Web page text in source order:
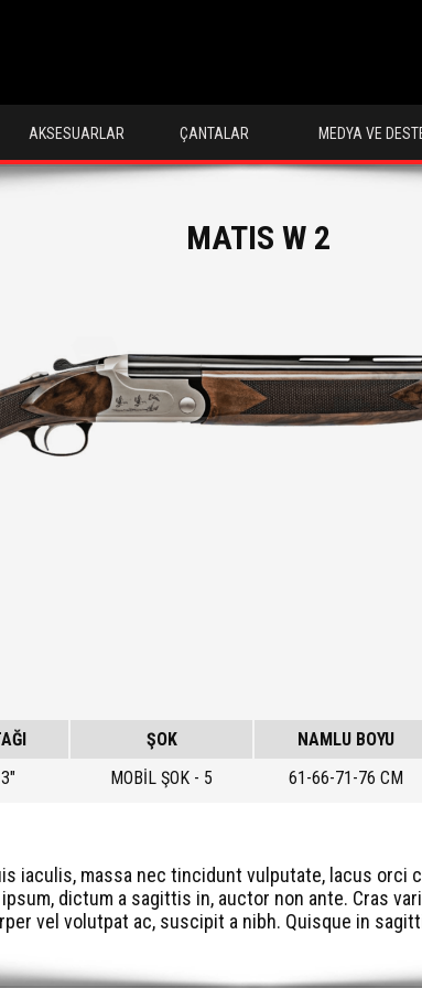
AKSESUARLAR ÇANTALAR MEDYA VE
MATIS W 2
ŞOK
MOBİL ŞOK - 5
NAMLU BOYU
61-66-71-76 CM
iaculis, massa nec tincidunt vulputate, lacus
dictum a sagittis in, auctor non ante. Cras
vel volutpat ac, suscipit a nibh. Quisque in